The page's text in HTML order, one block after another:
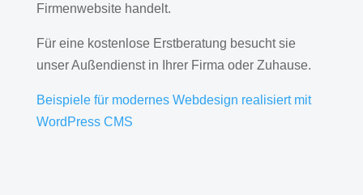
Firmenwebsite handelt.
Für eine kostenlose Erstberatung besucht sie
unser Außendienst in Ihrer Firma oder Zuhause.
Beispiele für modernes Webdesign realisiert mit
WordPress CMS